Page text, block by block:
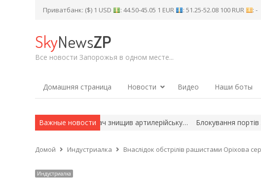
Приватбанк: ($) 1 USD : 44.50-45.05 1 EUR : 51.25-52.08 100 RUR : -
SkyNewsZP
Все новости Запорожья в одном месте...
Домашняя страница Новости Видео Наши боты
Важные новости
винищувач знищив артилерійську… Блокування портів
Домой Индустриалка Внаслідок обстрілів рашистами Оріхова
Индустриалка